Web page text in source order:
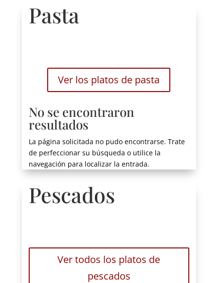
Pasta
Ver los platos de pasta
No se encontraron
resultados
La página solicitada no pudo encontrarse. Trate
de perfeccionar su búsqueda o utilice la
navegación para localizar la entrada.
Pescados
Ver todos los platos de
pescados